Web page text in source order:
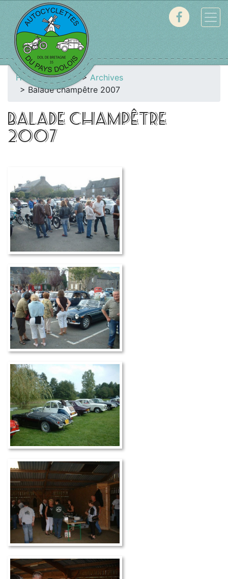
Home Galerie
Archives
Balade champêtre 2007
BALADE CHAMPÊTRE
2007